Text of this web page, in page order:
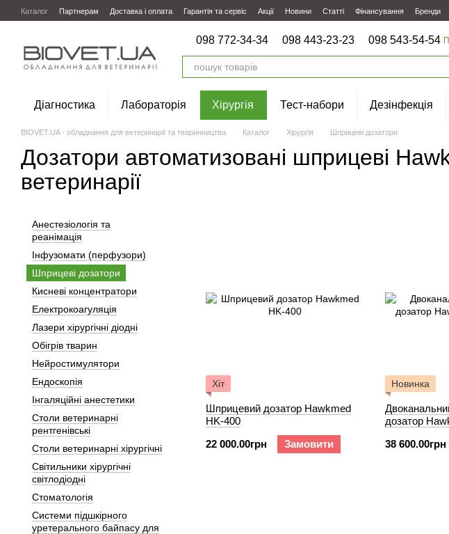
Перейти до основного контенту
Каталог Партнерам Доставка і оплата Гарантія та сервіс Акції Новини Статті Фінансування Бренди
098 772-34-34 098 443-23-23 098 543-54-54
Діагностика Лабораторія Хірургія Тест-набори Дезінфекція
BIOVET.UA - обладнання для ветеринарії та тваринництва Каталог Хірургія Шприцеві дозатори
Дозатори автоматизовані шприцеві
ветеринарії
Хіт
Шприцевий дозатор Hawkmed
HK-400
22 000.00грн
Замовити
Новинка
дозатор
38 600.00грн
Анестезіологія та
реанімація
Інфузомати (перфузори)
Шприцеві дозатори
Кисневі концентратори
Електрокоагуляція
Лазери хірургічні діодні
Обігрів тварин
Нейростимулятори
Ендоскопія
Інгаляційні анестетики
Столи ветеринарні
рентгенівські
Столи ветеринарні хірургічні
Світильники хірургічні
світлодіодні
Стоматологія
Системи підшкірного
уретерального байпасу для